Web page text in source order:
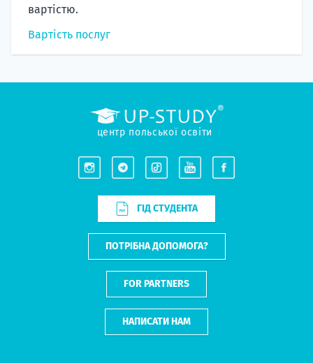
вартістю.
Вартість послуг
центр польської освіти
ГІД СТУДЕНТА
ПОТРІБНА ДОПОМОГА?
FOR PARTNERS
НАПИСАТИ НАМ